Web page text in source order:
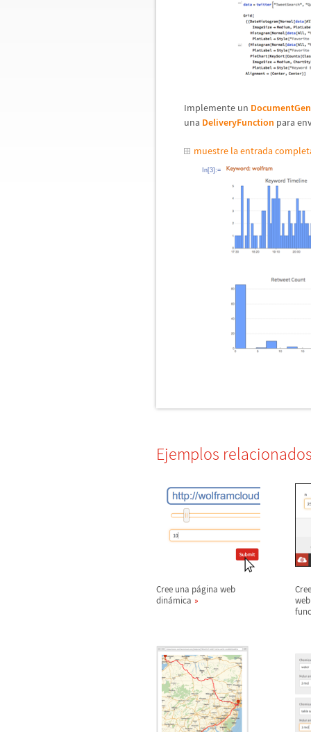
Implemente un
una DeliveryFunction para
muestre la entrada
In[3]:=
Ejemplos
Cree una página web
dinámica